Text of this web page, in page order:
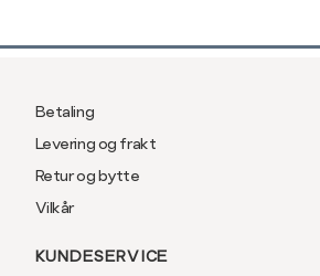
Betaling
Levering og frakt
Retur og bytte
Vilkår
KUNDESERVICE